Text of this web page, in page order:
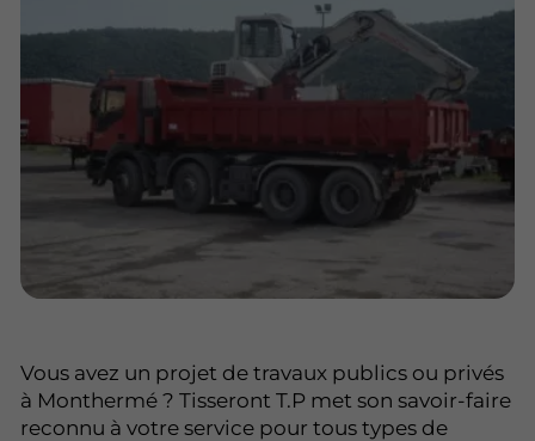
Vous avez un projet de travaux publics ou privés
à Monthermé ? Tisseront T.P met son savoir-faire
reconnu à votre service pour tous types de